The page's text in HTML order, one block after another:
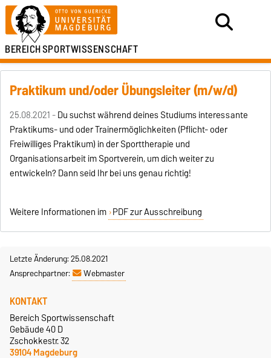
BEREICHSPORTWISSENSCHAFT
Praktikum und/oder Übungsleiter (m/w/d)
25.08.2021 -Du suchst während deines Studiums interessante
Praktikums- und oder Trainermöglichkeiten (Pflicht- oder
Freiwilliges Praktikum) in der Sporttherapie und
Organisationsarbeit im Sportverein, um dich weiter zu
entwickeln? Dann seid Ihr bei uns genau richtig!
Weitere Informationen im PDF zur Ausschreibung
Letzte Änderung: 25.08.2021
Ansprechpartner:
Webmaster
KONTAKT
Bereich Sportwissenschaft
Gebäude 40 D
Zschokkestr. 32
39104 Magdeburg